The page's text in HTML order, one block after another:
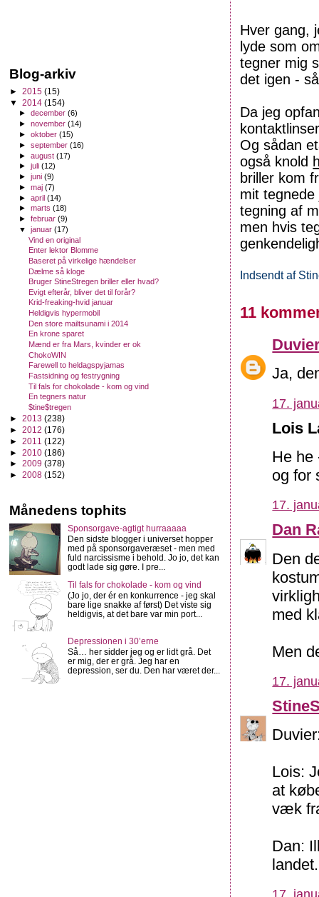
Hver gang,
lyde som
tegner mig
det igen -
Da jeg
Og sådan
også knold
briller kom
mit
tegning af
men hvis
Indsendt af
11
Ja,
17.
Lois
He he
og for
17.
Dan
Den
med
Men
17.
Lois:
at
væk
Dan:
landet.
Blog-arkiv
► 2015 (15)
▼ 2014 (154)
►december(6)
►november(14)
►oktober(15)
►september(16)
►august(17)
►juli(12)
►juni(9)
►maj(7)
►april(14)
►marts(18)
►februar(9)
▼januar(17)
Vind en original
Enter lektor Blomme
Baseret på virkelige hændelser
Dælme så kloge
Bruger StineStregen briller eller hvad?
Evigt efterår, bliver det til forår?
Krid-freaking-hvid januar
Heldigvis hypermobil
Den store mailtsunami i 2014
En krone sparet
Mænd er fra Mars, kvinder er ok
ChokoWIN
Farewell to heldagspyjamas
Fastsidning og festrygning
Til fals for chokolade - kom og vind
En tegners natur
$tine$tregen
► 2013 (238)
► 2012 (176)
► 2011 (122)
► 2010 (186)
► 2009 (378)
► 2008 (152)
Månedens tophits
Sponsorgave-agtigt hurraaaaa
Den sidste blogger i universet hopper
med på sponsorgaveræset - men med
fuld narcissisme i behold. Jo jo, det kan
godt lade sig gøre. I pre...
Til fals for chokolade - kom og vind
(Jo jo, der ér en konkurrence - jeg skal
bare lige snakke af først) Det viste sig
heldigvis, at det bare var min port...
Depressionen i 30’erne
Så… her sidder jeg og er lidt grå. Det
er mig, der er grå. Jeg har en
depression, ser du. Den har været der...